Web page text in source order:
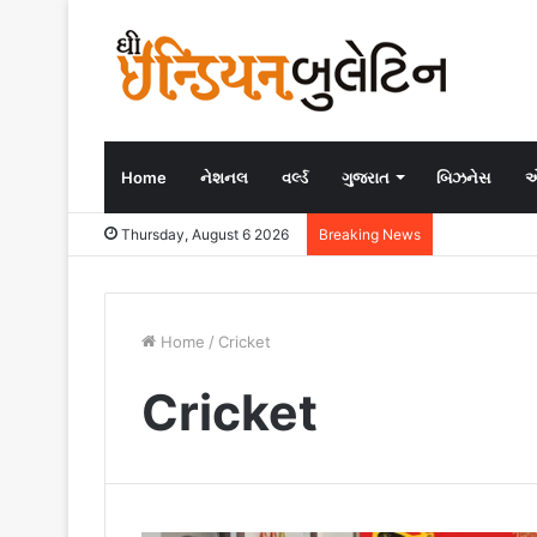
Home નેશનલ વર્લ્ડ ગુજરાત બિઝનેસ
Thursday, August 6 2026 Breaking News
Home / Cricket
Cricket